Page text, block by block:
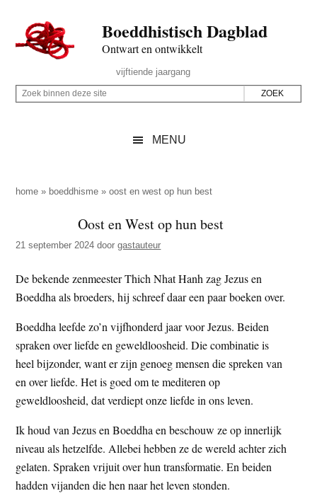
naar
de
inhoud
secondary
naar
de
sidebar
naar
de
Boeddhistisch Dagblad
Ontwart en ontwikkelt
Rechts
vijftiende jaargang
Z
p
z
e
s
t
e
Z
i
e
d
e
e
s
i
t
e
MENU
home » boeddhisme »oost en west op hun best
Oost en West op hun best
21 september 2024 doorgastauteur
De bekende zenmeester Thich Nhat Hanh zag Jezus en
Boeddha als broeders, hij schreef daar een paar boeken over.
Boeddha leefde zo’n vijfhonderd jaar voor Jezus. Beiden
spraken over liefde en geweldloosheid. Die combinatie is
heel bijzonder, want er zijn genoeg mensen die spreken van
en over liefde. Het is goed om te mediteren op
geweldloosheid, dat verdiept onze liefde in ons leven.
Ik houd van Jezus en Boeddha en beschouw ze op innerlijk
niveau als hetzelfde. Allebei hebben ze de wereld achter zich
gelaten. Spraken vrijuit over hun transformatie. En beiden
hadden vijanden die hen naar het leven stonden.